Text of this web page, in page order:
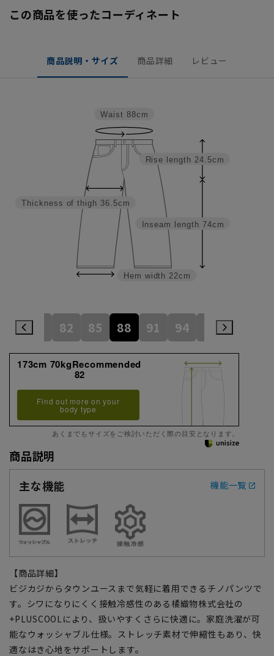
この商品を使ったコーディネート
商品説明・サイズ 商品詳細 レビュー
Inseam length 74cm
Rise length 24.5cm
Hem width 22cm
Thickness of thigh 36.5cm
Waist 88cm
79 82 85 88 91 94 97
173cm 70kgRecommended
82
Find out more on your
body type
あくまでもサイズをご検討いただく際の目安となります。
商品説明
主な機能
機能一覧
【商品詳細】
ビジカジからタウンユースまで気軽に着用できるチノパンツで
す。シワになりにくく接触冷感性のある橘織物株式会社の
+PLUSCOOLにより、扱いやすくさらに快適に。家庭洗濯が可
能なウォッシャブル仕様。ストレッチ素材で伸縮性もあり、快
適なはき心地をサポートします。